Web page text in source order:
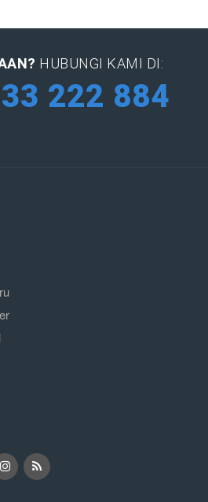
HUBUNGI KAMI DI:
222 884